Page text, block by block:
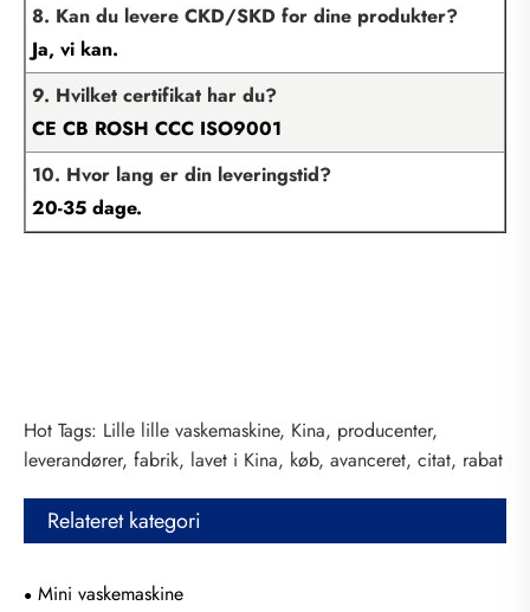
8. Kan du levere CKD/SKD for dine produkter?
Ja, vi kan.
9. Hvilket certifikat har du?
CE CB ROSH CCC ISO9001
10. Hvor lang er din leveringstid?
20-35 dage.
Hot Tags: Lille lille vaskemaskine, Kina, producenter,
leverandører, fabrik, lavet i Kina, køb, avanceret, citat, rabat
Relateret kategori
Mini vaskemaskine